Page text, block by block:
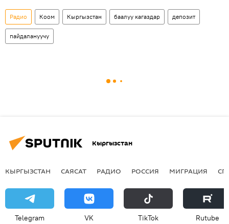
Радио Коом Кыргызстан баалуу кагаздар депозит
пайдалануучу
Кыргызстан
КЫРГЫЗСТАН САЯСАТ РАДИО РОССИЯ МИГРАЦИЯ
Telegram VK ТikТоk Rutube